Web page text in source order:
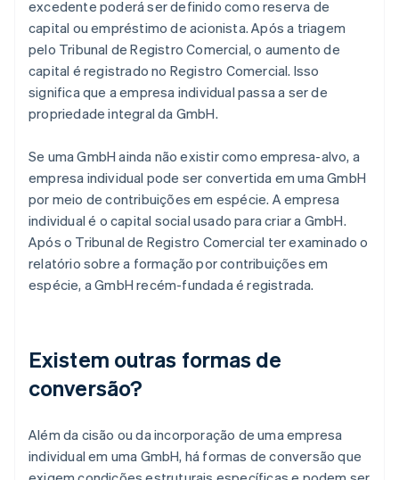
excedente poderá ser definido como reserva de
capital ou empréstimo de acionista. Após a triagem
pelo Tribunal de Registro Comercial, o aumento de
capital é registrado no Registro Comercial. Isso
significa que a empresa individual passa a ser de
propriedade integral da GmbH.
Se uma GmbH ainda não existir como empresa-alvo, a
empresa individual pode ser convertida em uma GmbH
por meio de contribuições em espécie. A empresa
individual é o capital social usado para criar a GmbH.
Após o Tribunal de Registro Comercial ter examinado o
relatório sobre a formação por contribuições em
espécie, a GmbH recém-fundada é registrada.
Existem outras formas de
conversão?
Além da cisão ou da incorporação de uma empresa
individual em uma GmbH, há formas de conversão que